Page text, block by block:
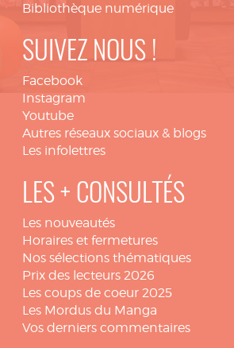
Bibliothèque numérique
SUIVEZ NOUS !
Facebook
Instagram
Youtube
Autres réseaux sociaux & blogs
Les infolettres
LES + CONSULTÉS
Les nouveautés
Horaires et fermetures
Nos sélections thématiques
Prix des lecteurs 2026
Les coups de coeur 2025
Les Mordus du Manga
Vos derniers commentaires